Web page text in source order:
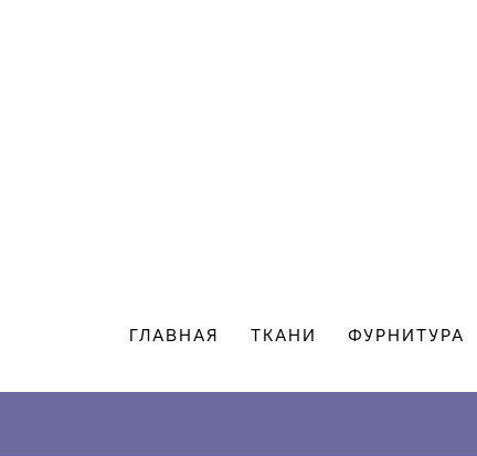
ГЛАВНАЯ ТКАНИ ФУРНИТУРА